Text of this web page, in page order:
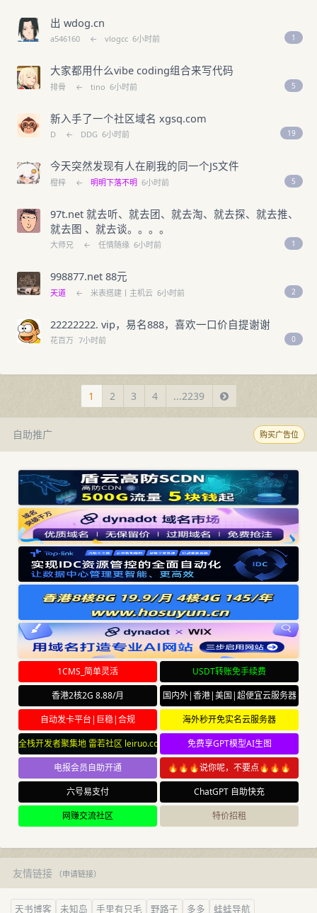
出 wdog.cn
a546160 ← vlogcc 6小时前 1
大家都用什么vibe coding组合来写代码
排骨 ← tino 6小时前 5
新入手了一个社区域名 xgsq.com
D ← DDG 6小时前 19
今天突然发现有人在刷我的同一个JS文件
橙梓 ← 明明下落不明 6小时前 5
97t.net 就去听、就去团、就去淘、就去探、就去推、
就去图 、就去谈。。。。
大师兄 ← 任情随缘 6小时前 1
998877.net 88元
天道 ← 米表搭建丨主机云 6小时前 2
22222222. vip，易名888，喜欢一口价自提谢谢
花百万 7小时前 0
1 2 3 4 ...2239
自助推广 购买广告位
1CMS_简单灵活
USDT转账免手续费
香港2核2G 8.88/月
国内外|香港|美国|超便宜云服务器
自动发卡平台|巨稳|合规
海外秒开免实名云服务器
全栈开发者聚集地 雷若社区 leiruo.com
免费享GPT模型AI生图
电报会员自助开通
🔥🔥🔥说你呢，不要点🔥🔥🔥
六号易支付
ChatGPT 自助快充
网赚交流社区
特价招租
友情链接（申请链接）
天书博客 未知岛 手里有只毛 野路子 多多 蛙蛙导航